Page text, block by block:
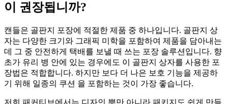
이 권장됩니까?
캔들은 골판지 포장에 적절한 제품 중 하나입니다. 골판지 상
자는 다양한 크기와 그래픽 미학을 포함하여 제품을 담아내는
데 그 중 안전하게 택배를 보낼 때 쓰는 포장 솔루션입니다. 향
초가 유리 병 안에 있는 경우에도 이 골판지 상자를 사용한 포
장법은 적합합니다. 하지만 보다 더 나은 보호 기능을 제공하
기 위해 일종의 쿠션 을 포함하는 것이 가장 좋습니다.